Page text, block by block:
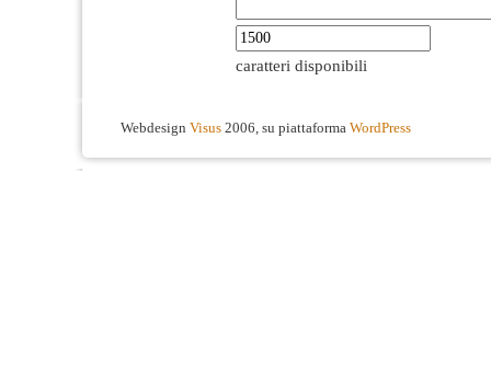
caratteri disponibili
Webdesign Visus 2006, su piattaforma WordPress